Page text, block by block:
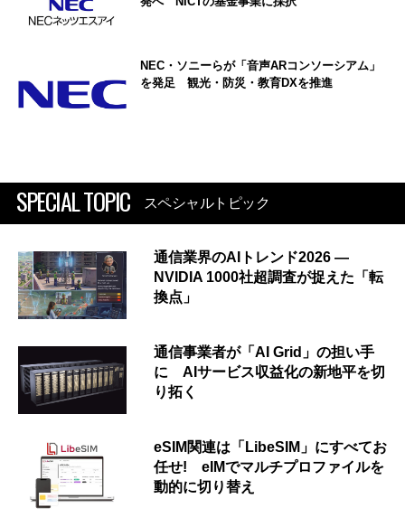
NEC・ソニーらが「音声ARコンソーシアム」
を発足 観光・防災・教育DXを推進
SPECIAL TOPIC スペシャルトピック
通信業界のAIトレンド2026 ―
NVIDIA 1000社超調査が捉えた「転
換点」
通信事業者が「AI Grid」の担い手
に AIサービス収益化の新地平を切
り拓く
eSIM関連は「LibeSIM」にすべてお
任せ! eIMでマルチプロファイルを
動的に切り替え